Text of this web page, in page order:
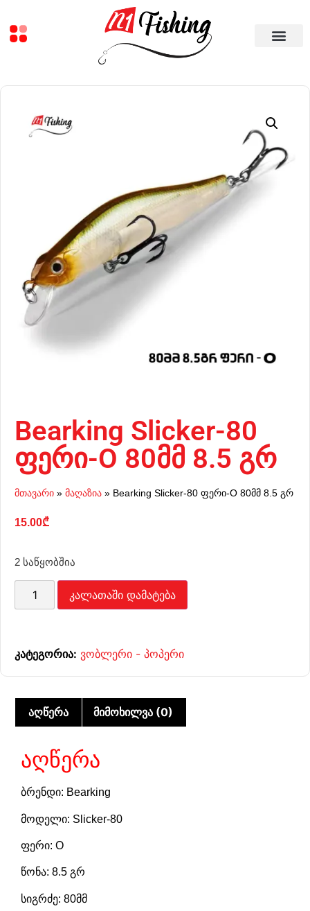
Bearking Slicker-80
ფერი-O 80მმ 8.5 გრ
მთავარი » მაღაზია » Bearking Slicker-80 ფერი-O 80მმ 8.5 გრ
15.00₾
2 საწყობშია
კალათაში დამატება
კატეგორია: ვობლერი - პოპერი
აღწერა მიმოხილვა (0)
აღწერა
ბრენდი: Bearking
მოდელი: Slicker-80
ფერი: O
წონა: 8.5 გრ
სიგრძე: 80მმ